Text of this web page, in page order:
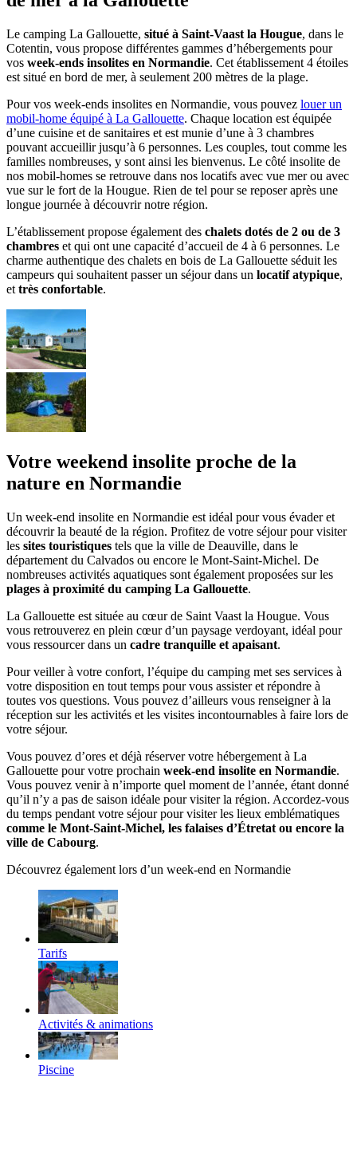
Le camping La Gallouette, situé à Saint-Vaast la Hougue, dans le
Cotentin, vous propose différentes gammes d’hébergements pour
vos week-ends insolites en Normandie. Cet établissement 4 étoiles
est situé en bord de mer, à seulement 200 mètres de la plage.
Pour vos week-ends insolites en Normandie, vous pouvez louer un
mobil-home équipé à La Gallouette. Chaque location est équipée
d’une cuisine et de sanitaires et est munie d’une à 3 chambres
pouvant accueillir jusqu’à 6 personnes. Les couples, tout comme les
familles nombreuses, y sont ainsi les bienvenus. Le côté insolite de
nos mobil-homes se retrouve dans nos locatifs avec vue mer ou avec
vue sur le fort de la Hougue. Rien de tel pour se reposer après une
longue journée à découvrir notre région.
L’établissement propose également des chalets dotés de 2 ou de 3
chambres et qui ont une capacité d’accueil de 4 à 6 personnes. Le
charme authentique des chalets en bois de La Gallouette séduit les
campeurs qui souhaitent passer un séjour dans un locatif atypique,
et très confortable.
Votre weekend insolite proche de la
nature en Normandie
Un week-end insolite en Normandie est idéal pour vous évader et
découvrir la beauté de la région. Profitez de votre séjour pour visiter
les sites touristiques tels que la ville de Deauville, dans le
département du Calvados ou encore le Mont-Saint-Michel. De
nombreuses activités aquatiques sont également proposées sur les
plages à proximité du camping La Gallouette.
La Gallouette est située au cœur de Saint Vaast la Hougue. Vous
vous retrouverez en plein cœur d’un paysage verdoyant, idéal pour
vous ressourcer dans un cadre tranquille et apaisant.
Pour veiller à votre confort, l’équipe du camping met ses services à
votre disposition en tout temps pour vous assister et répondre à
toutes vos questions. Vous pouvez d’ailleurs vous renseigner à la
réception sur les activités et les visites incontournables à faire lors de
votre séjour.
Vous pouvez d’ores et déjà réserver votre hébergement à La
Gallouette pour votre prochain week-end insolite en Normandie.
Vous pouvez venir à n’importe quel moment de l’année, étant donné
qu’il n’y a pas de saison idéale pour visiter la région. Accordez-vous
du temps pendant votre séjour pour visiter les lieux emblématiques
comme le Mont-Saint-Michel, les falaises d’Étretat ou encore la
ville de Cabourg.
Découvrez également lors d’un week-end en Normandie
Tarifs
Activités & animations
Piscine